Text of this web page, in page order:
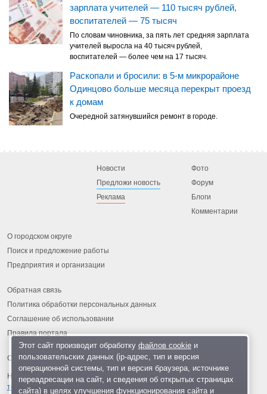
зарплата учителей — 110 тысяч рублей,
воспитателей — 75 тысяч
По словам чиновника, за пять лет средняя зарплата
учителей выросла на 40 тысяч рублей,
воспитателей — более чем на 17 тысяч.
Раскопали и бросили: в 5-м микрорайоне
Одинцово больше месяца перекрыт проезд
к домам
Очередной затянувшийся ремонт в городе.
Новости
Предложи новость
Реклама
Фото
Форум
Блоги
Комментарии
О городском округе
Поиск и предложение работы
Предприятия и организации
Обратная связь
Политика обработки персональных данных
Соглашение об использовании
Правила портала
На информационном ресурсе применяются рекомендательные
технологии
Этот сайт производит обработку файлов cookieи
пользовательских данных (ip-адрес, тип и версия
операционной системы, тип и версия браузера, источнике
переадресации на сайт, и сведения об открытых страницах
сайта) в целях улучшения функционирования сайта и